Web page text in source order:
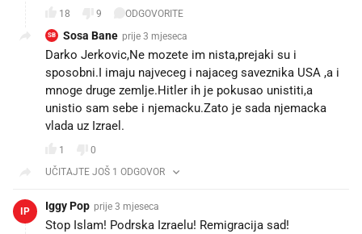
18 9 ODGOVORITE
SB Sosa Bane prije 3 mjeseca
Darko Jerkovic,Ne mozete im nista,prejaki su i
sposobni.I imaju najveceg i najaceg saveznika USA ,a i
mnoge druge zemlje.Hitler ih je pokusao unistiti,a
unistio sam sebe i njemacku.Zato je sada njemacka
vlada uz Izrael.
1
0
UČITAJTE JOŠ 1 ODGOVOR
IP Iggy Pop prije 3 mjeseca
Stop Islam! Podrska Izraelu! Remigracija sad!